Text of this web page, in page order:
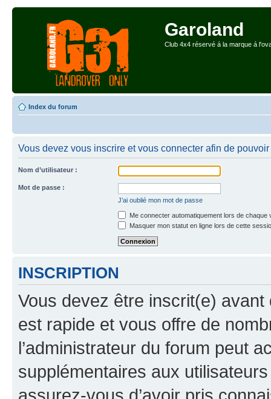
Garoland
Club 4x4 réservé á la marque á
Index du forum
Vous devez vous inscrire et vous connecter afin de
Nom d’utilisateur :
Mot de passe :
J’ai oublié mon mot de passe
Me connecter automatiquement lors de chaque
Masquer mon statut en ligne lors de cette
INSCRIPTION
Vous devez être inscrit(e) avant
est rapide et vous offre de
l’administrateur du forum peut
supplémentaires aux
assurez-vous d’avoir pris